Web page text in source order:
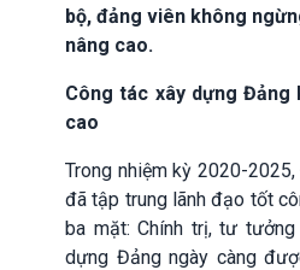
bộ, đảng viên không
nâng cao.
Công tác xây dựng
cao
Trong nhiệm kỳ 2020-
đã tập trung lãnh đạo tốt
ba mặt: Chính trị, tư
dựng Đảng ngày càng